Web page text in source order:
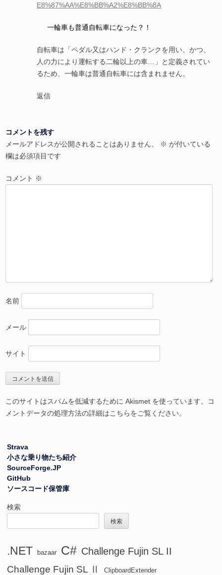
E8%87%AA%E8%BB%A2%E8%BB%8A
一輪車も普通自転車になった？！
自転車は「ペダル又はハンド・クランクを用い、かつ、
人の力により運転する二輪以上の車…」と定義されてい
るため、一輪車は普通自転車には含まれません。
返信
コメントを残す
メールアドレスが公開されることはありません。
※ が付いている
欄は必須項目です
コメント ※
名前
メール
サイト
このサイトはスパムを低減するために Akismet を使っています。
コ
メントデータの処理方法の詳細はこちらをご覧ください。
Strava
小さな乗り物たち紹介
SourceForge.JP
GitHub
ソースコード保管庫
検索
検索
.NET bazaar C# Challenge Fujin SL II
Challenge Fujin SL Ⅱ ClipboardExtender